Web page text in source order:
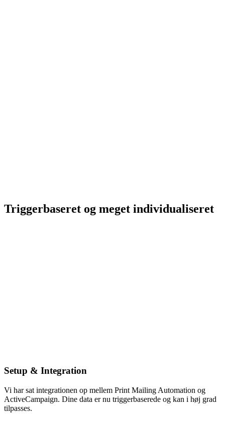
Triggerbaseret og meget individualiseret
Setup & Integration
Vi har sat integrationen op mellem Print Mailing Automation og
ActiveCampaign. Dine data er nu triggerbaserede og kan i høj grad
tilpasses.